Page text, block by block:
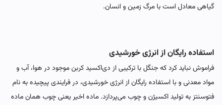
گیاهی معادل است با مرگ زمین و انسان.
استفاده رایگان از انرژی خورشیدی
فراموش نباید کرد که جنگل با ترکیبی از دی‌اکسید کربن موجود در هوا، آب و
مواد معدنی و با استفاده رایگان از انرژی خورشیدی، در فرایندی پیچیده به نام
فتوسنتز به تولید اکسیژن و چوب می‌پردازد. ماده اخیر یعنی چوب همان ماده